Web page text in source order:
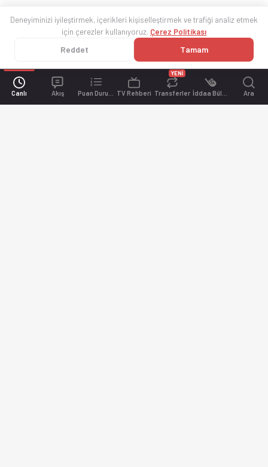
Canlı Akış TV Rehberi Transferler
YENİ
Ara
Deneyiminizi iyileştirmek, içerikleri kişiselleştirmek ve trafiği analiz etmek
için çerezler kullanıyoruz. Çerez Politikası
Reddet Tamam